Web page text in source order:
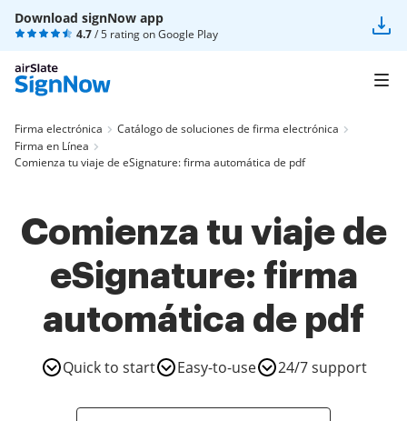
Download signNow app
4.7/ 5 rating onGoogle Play
Firma electrónica
Catálogo de soluciones de firma electrónica
Firma en Línea
Comienza tu viaje de eSignature: firma automática de pdf
Comienza tu viaje de
eSignature: firma
automática de pdf
Quick to start Easy-to-use 24/7 support